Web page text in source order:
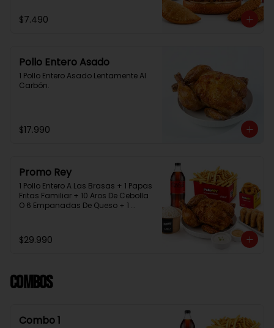
$7.490
Pollo Entero Asado
1 Pollo Entero Asado Lentamente Al
Carbón.
$17.990
Promo Rey
1 Pollo Entero A Las Brasas + 1 Papas
Fritas Familiar + 10 Aros De Cebolla
O 6 Empanadas De Queso + 1
$29.990
Combos
Combo 1